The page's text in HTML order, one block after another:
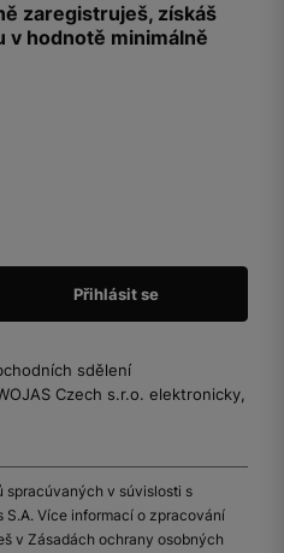
zaregistruješ, získáš
v hodnotě minimálně
sdělení
Czech s.r.o. elektronicky,
spracúvaných v súvislosti s
S.A. Více informací o zpracování
v Zásadách ochrany osobných